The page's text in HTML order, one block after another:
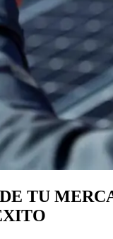
TU